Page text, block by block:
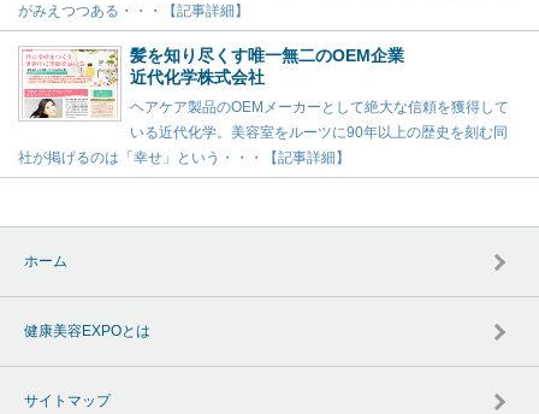
がみえつつある・・・【記事詳細】
髪を知り尽くす唯一無二のOEM企業
近代化学株式会社
ヘアケア製品のOEMメーカーとして絶大な信頼を獲得して
いる近代化学。美容室をルーツに90年以上の歴史を刻む同
社が掲げるのは「幸せ」という・・・【記事詳細】
ホーム
健康美容EXPOとは
サイトマップ